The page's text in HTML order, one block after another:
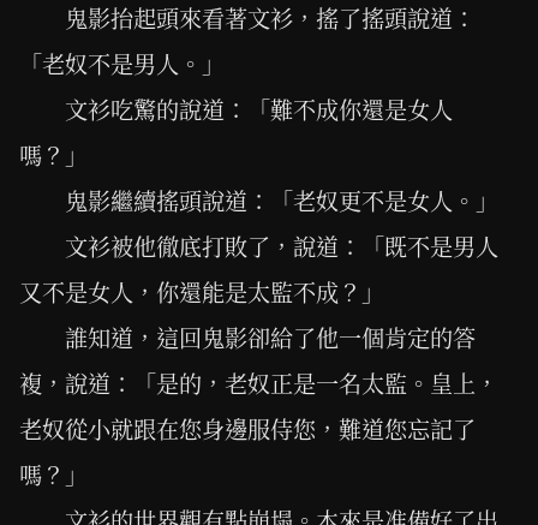
鬼影抬起頭來看著文衫，搖了搖頭說道：
「老奴不是男人。」
文衫吃驚的說道：「難不成你還是女人
嗎？」
鬼影繼續搖頭說道：「老奴更不是女人。」
文衫被他徹底打敗了，說道：「既不是男人
又不是女人，你還能是太監不成？」
誰知道，這回鬼影卻給了他一個肯定的答
複，說道：「是的，老奴正是一名太監。皇上，
老奴從小就跟在您身邊服侍您，難道您忘記了
嗎？」